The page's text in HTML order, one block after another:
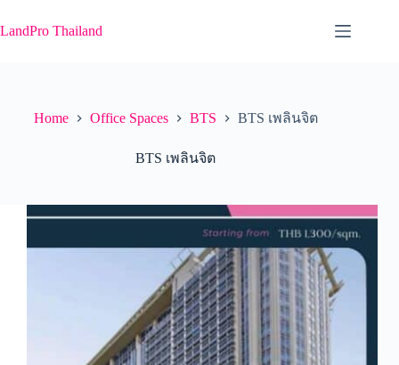
to
content
LandPro Thailand
Home Office Spaces BTS BTS เพลินจิต
BTS เพลินจิต